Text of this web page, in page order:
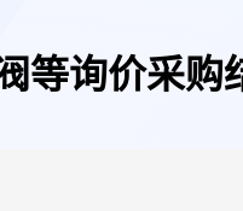
等询价采购